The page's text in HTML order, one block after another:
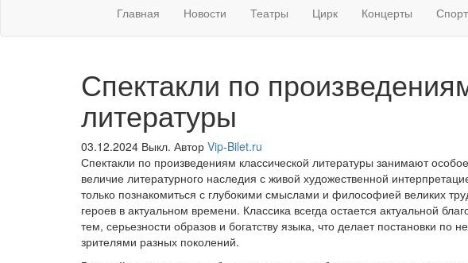
Главная Новости Театры Цирк Концерты Спорт
Спектакли по
литературы
03.12.2024 Выкл. Автор Vip-Bilet.ru
Спектакли по произведениям классической литературы занимают
величие литературного наследия с живой художественной
только познакомиться с глубокими смыслами и философией великих
героев в актуальном времени. Классика всегда остается актуальной
тем, серьезности образов и богатству языка, что делает постановки
зрителями разных поколений.